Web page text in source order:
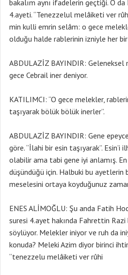
bakalım aynı ifadelerin geçtiği. O da
4.ayeti. “Tenezzelul melâiketi ver
min kulli emrin selâm: o gece
olduğu halde rablerinin izniyle her
ABDULAZİZ BAYINDIR: Geleneksel
gece Cebrail iner deniyor.
KATILIMCI: “O gece melekler,
taşıyarak bölük bölük inerler”.
ABDULAZİZ BAYINDIR: Gene
göre. “İlahi bir esin taşıyarak”. Esin’i
olabilir ama tabi gene iyi anlamış.
düşündüğü için. Halbuki bu ayetlerin
meselesini ortaya koyduğunuz
ENES ALİMOĞLU: Şu anda Fatih
suresi 4.ayet hakında Fahrettin
söylüyor. Melekler iniyor ve ruh da
konuda? Meleki Azim diyor birinci
“tenezzelu melâiketi ver rûhi